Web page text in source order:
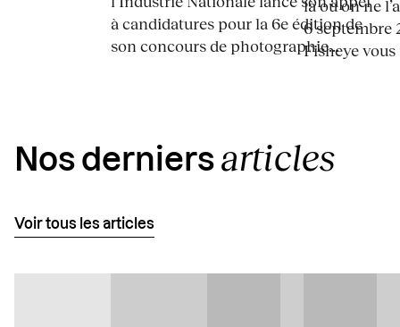
à candidatures pour la 6e édition de
son concours de photographie...
là où on ne
6 septembre
Fisheye
Nos derniers articles
Voir tous les articles